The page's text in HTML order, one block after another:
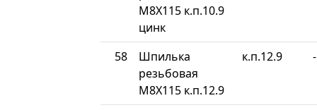
М8Х115 к.п.10.9
цинк
58
Шпилька
резьбовая
М8Х115 к.п.12.9
к.п.12.9 -